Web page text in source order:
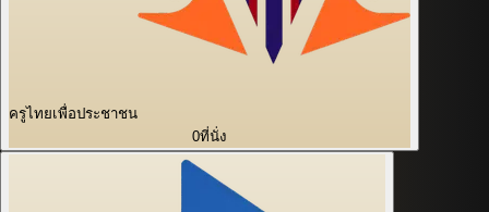
ครูไทยเพื่อประชาชน
0ที่นั่ง